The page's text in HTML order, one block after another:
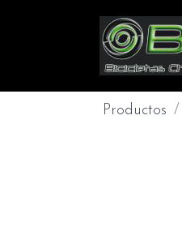
Productos